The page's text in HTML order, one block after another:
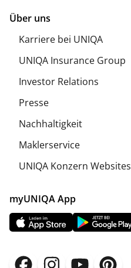
Über uns
Karriere bei UNIQA
UNIQA Insurance Group
Investor Relations
Presse
Nachhaltigkeit
Maklerservice
UNIQA Konzern Websites
myUNIQA App